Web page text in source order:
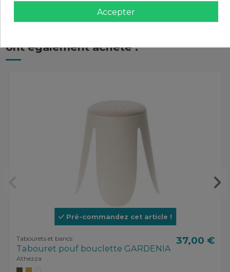
ont également acheté :
Pré-commandez cet article !
Tabourets et bancs
Tabouret pouf bouclette GARDENIA
Athezza
37,00 €
Accepter